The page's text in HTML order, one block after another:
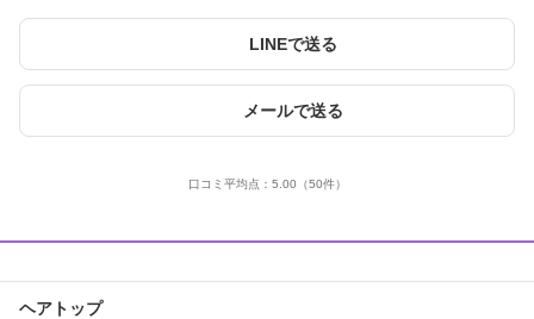
LINEで送る
メールで送る
口コミ平均点： 5.00 （50件）
ヘアトップ